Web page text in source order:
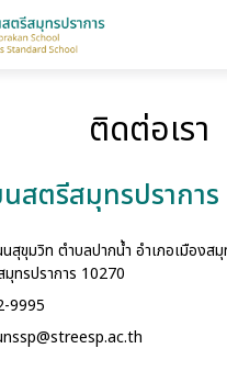
ติดต่อเรา
นสตรีสมุทรปราการ
สุขุมวิท ตำบลปากน้ำ อำเภอเมืองสมุ
มุทรปราการ 10270
9995